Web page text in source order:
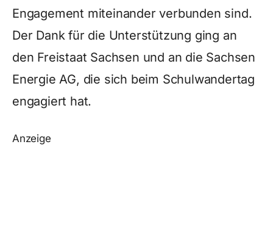
Engagement miteinander verbunden sind.
Der Dank für die Unterstützung ging an
den Freistaat Sachsen und an die Sachsen
Energie AG, die sich beim Schulwandertag
engagiert hat.
Anzeige